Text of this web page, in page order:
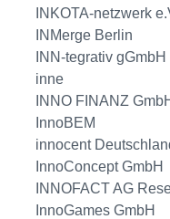
INKOTA-netzwerk
INMerge Berlin
INN-tegrativ gGmbH
inne
INNO FINANZ
InnoBEM
innocent
InnoConcept GmbH
INNOFACT AG
InnoGames GmbH